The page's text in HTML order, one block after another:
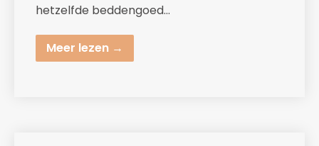
hetzelfde beddengoed…
Meer lezen →